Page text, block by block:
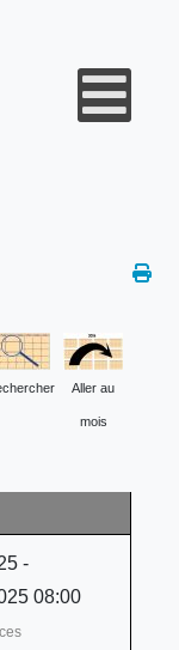
Aller au
mois
-
08:00